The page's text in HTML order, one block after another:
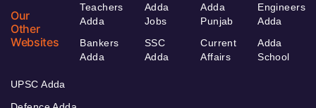
Our
Other
Websites
Teachers
Adda
Bankers
Adda
Adda
Jobs
SSC
Adda
Adda
Punjab
Current
Affairs
Engineers
Adda
Adda
School
UPSC Adda